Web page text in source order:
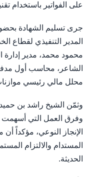
على الفواتير باستخدام
جرى تسليم الشهادة
المدير التنفيذي لقطاع
محمود محمد، مدير
الشاعر، محاسب أول
محلل مالي رئيسي
وثمّن الشيخ راشد بن
وفرق العمل التي
الإنجاز النوعي، مؤكداً
المستدام والالتزام
الحديثة.